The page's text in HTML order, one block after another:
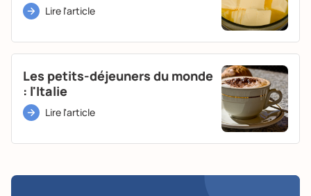
Lire l'article
Les petits-déjeuners du monde
: l'Italie
Lire l'article